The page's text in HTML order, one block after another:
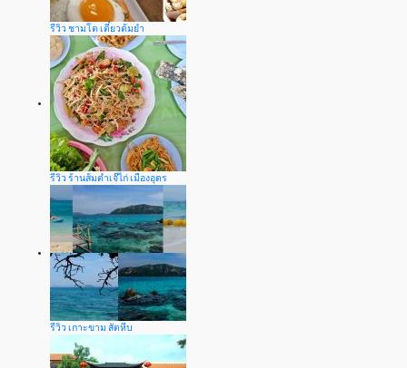
รีวิว ชามโต เตี๋ยวต้มยำ
รีวิว ร้านส้มตำเจ๊ไก่ เมืองอุดร
รีวิว เกาะขาม สัตหีบ